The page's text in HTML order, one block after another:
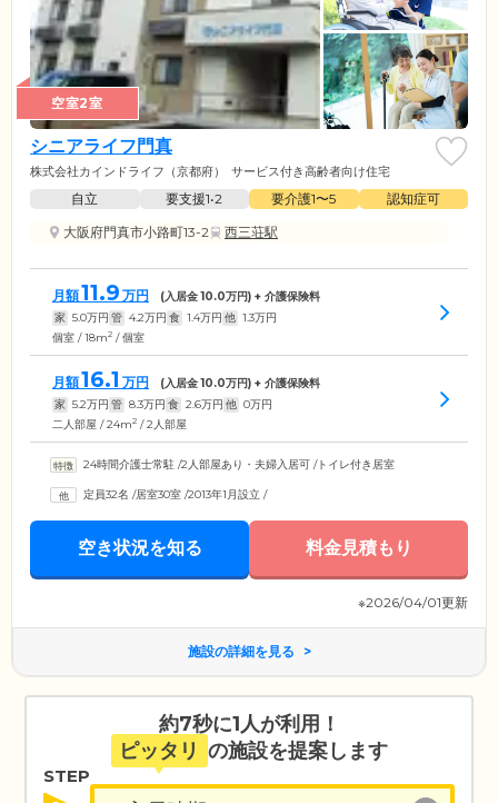
空室2室
シニアライフ門真
株式会社カインドライフ（京都府） サービス付き高齢者向け住宅
自立 要支援1•2 要介護1〜5
認知症可
大阪府門真市小路町13-2
西三荘駅
月額11.9 万円 (入居金10.0万円) + 介護保険料
家 5.0万円 管 4.2万円 食 1.4万円 他 1.3万円
個室 / 18m2 / 個室
月額16.1 万円 (入居金10.0万円) + 介護保険料
家 5.2万円 管 8.3万円 食 2.6万円 他 0万円
二人部屋 / 24m2 / 2人部屋
24時間介護士常駐 /2人部屋あり・夫婦入居可 /トイレ付き居室
定員32名 /居室30室 /2013年1月設立 /
空き状況を知る 料金見積もり
※2026/04/01更新
施設の詳細を見る
約7秒に1人が利用！
ピッタリ の施設を提案します
STEP